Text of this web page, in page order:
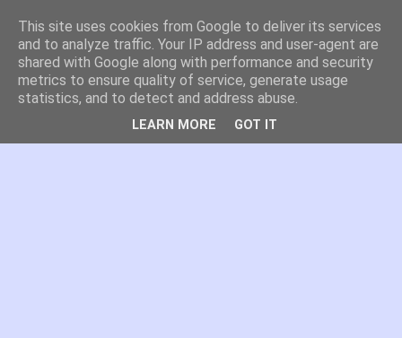
es por madrid
El blog de Madrid y su actualidad, proyectos, transporte,
movilidad, arquitectura, participación, medio ambiente,
educación, empleo, ...
This site uses cookies from Google to deliver its services
and to analyze traffic. Your IP address and user-agent are
shared with Google along with performance and security
metrics to ensure quality of service, generate usage
statistics, and to detect and address abuse.
LEARN MORE GOT IT